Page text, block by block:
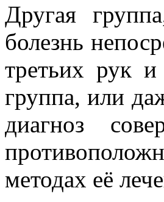
Другая
болезнь
третьих рук и
группа, или
диагноз
методах её